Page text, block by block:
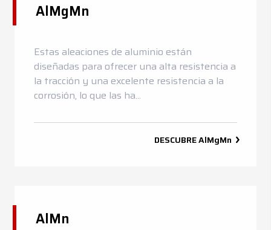
AlMgMn
Estas aleaciones de aluminio están
diseñadas para ofrecer una alta resistencia a
la tracción y una excelente resistencia a la
corrosión, lo que las ha...
DESCUBREAlMgMn
AlMn